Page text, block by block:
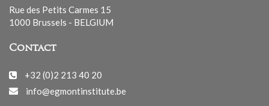
Rue des Petits Carmes 15
1000 Brussels - BELGIUM
Contact
+32 (0)2 213 40 20
info@egmontinstitute.be